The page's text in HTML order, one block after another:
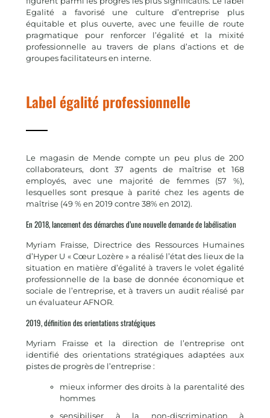
Egalité a favorisé une culture d’entreprise plus
équitable et plus ouverte, avec une feuille de route
pragmatique pour renforcer l’égalité et la mixité
professionnelle au travers de plans d’actions et de
groupes facilitateurs en interne.
Label égalité professionnelle
Le magasin de Mende compte un peu plus de 200
collaborateurs, dont 37 agents de maîtrise et 168
employés, avec une majorité de femmes (57 %),
lesquelles sont presque à parité chez les agents de
maîtrise (49 % en 2019 contre 38% en 2012).
En 2018, lancement des démarches d’une nouvelle demande de labélisation
Myriam Fraisse, Directrice des Ressources Humaines
d’Hyper U « Cœur Lozère » a réalisé l’état des lieux de la
situation en matière d’égalité à travers le volet égalité
professionnelle de la base de donnée économique et
sociale de l’entreprise, et à travers un audit réalisé par
un évaluateur AFNOR.
2019, définition des orientations stratégiques
Myriam Fraisse et la direction de l’entreprise ont
identifié des orientations stratégiques adaptées aux
pistes de progrès de l’entreprise :
mieux informer des droits à la parentalité des
hommes
sensibiliser à la non-discrimination à